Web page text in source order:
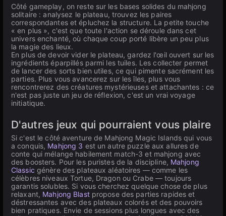
Côté gameplay, on reste sur les bases solides du mahjong
solitaire : analysez le plateau, trouvez les paires
correspondantes et épluchez la structure. La petite touche
« en plus », c'est que toute l'action se déroule dans cet
univers enchanté, où chaque coup porté libère un peu plus
la magie des lieux.
En plus de devoir vider le plateau, gardez l'œil ouvert sur les
ingrédients éparpillés parmi les tuiles. Les collecter permet
de lancer des sorts bien utiles, ce qui pimente sacrément les
parties. Plus vous avancerez sur les îles, plus vous
rencontrerez des créatures mystérieuses et attachantes : ce
n'est pas juste un jeu de réflexion, c'est un vrai voyage
initiatique.
D'autres jeux qui pourraient vous plaire
Si c'est le côté aventure de Mahjong Magic Islands qui vous
a conquis, Mahjong 3 est un autre puzzle aux allures de
conte qui mélange habilement match-3 et mahjong avec
des boosters. Pour les puristes de la discipline, Mahjong
Classic génère des plateaux aléatoires — comme les
célèbres niveaux Tortue, Dragon ou Crabe — toujours
garantis solubles. Si vous cherchez quelque chose de plus
relaxant, Mahjong Blastpropose des parties rapides et
déstressantes avec des plateaux colorés et des pouvoirs
bien pratiques. Envie de sessions plus longues avec des